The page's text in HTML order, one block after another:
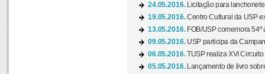
24.05.2016.
Licitação para
19.05.2016.Centro Cultural da USP
13.05.2016. FOB/USP comemora
09.05.2016. USP participa da
06.05.2016.TUSP realiza XVI Circuito
05.05.2016.
Lançamento de livro